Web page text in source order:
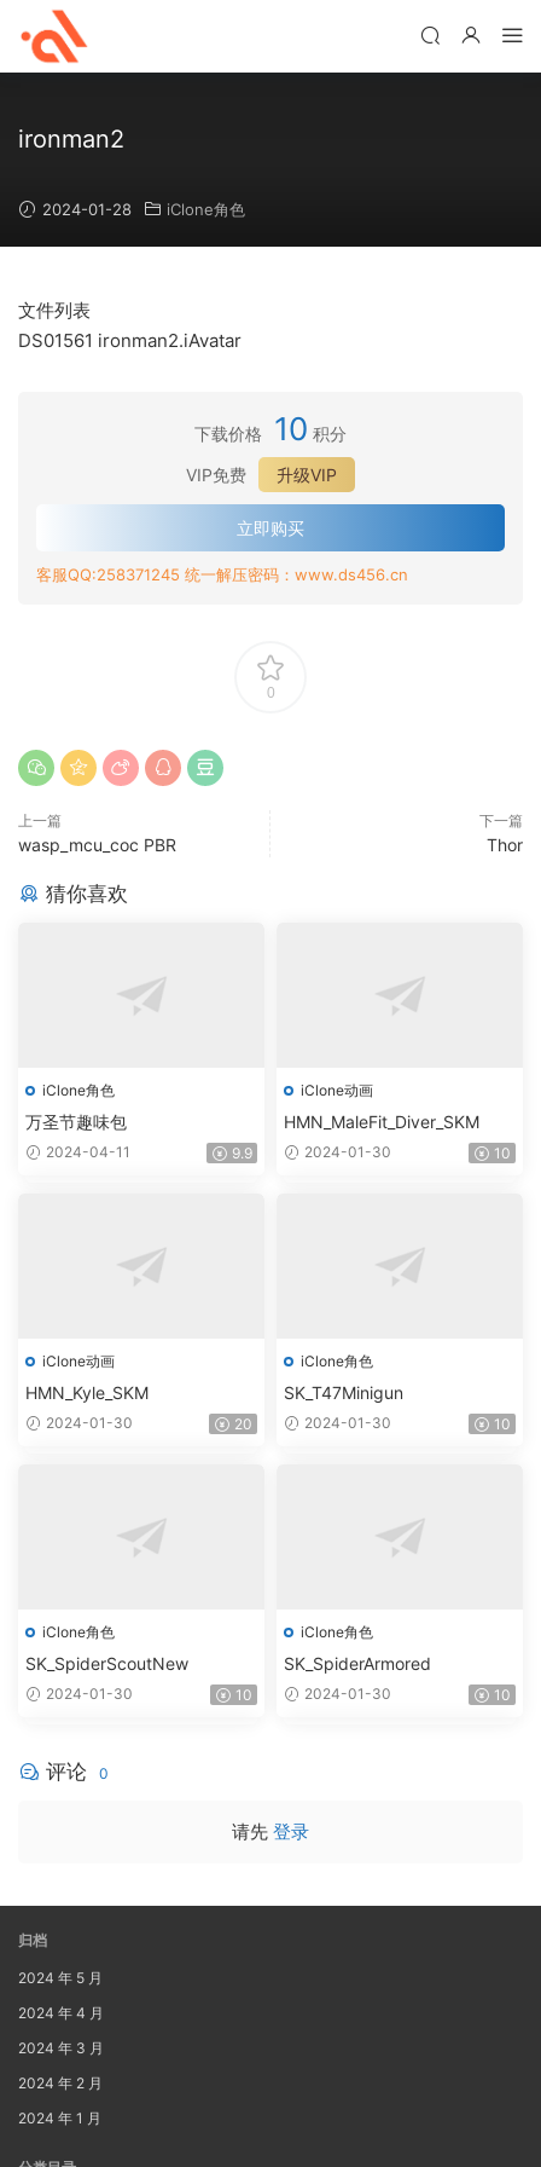
ironman2
2024-01-28 iClone角色
文件列表
DS01561 ironman2.iAvatar
下载价格 10 积分
VIP免费
升级VIP
立即购买
客服QQ:258371245 统一解压密码：www.ds456.cn
0
上一篇
wasp_mcu_coc PBR
下一篇
Thor
猜你喜欢
iClone角色
万圣节趣味包
2024-04-11 9.9
iClone动画
HMN_MaleFit_Diver_SKM
2024-01-30 10
iClone动画
HMN_Kyle_SKM
2024-01-30 20
iClone角色
SK_T47Minigun
2024-01-30 10
iClone角色
SK_SpiderScoutNew
2024-01-30 10
iClone角色
SK_SpiderArmored
2024-01-30 10
评论 0
请先 登录
归档
2024 年 5 月
2024 年 4 月
2024 年 3 月
2024 年 2 月
2024 年 1 月